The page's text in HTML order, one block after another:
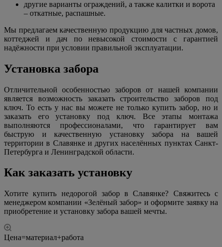
другие варианты ограждений, а также калитки и ворота
– откатные, распашные.
Мы предлагаем качественную продукцию для частных домов,
коттеджей и дач по невысокой стоимости с гарантией
надёжности при условии правильной эксплуатации.
Установка забора
Отличительной особенностью заборов от нашей компании
является возможность заказать строительство заборов под
ключ. То есть у нас вы можете не только купить забор, но и
заказать его установку под ключ. Все этапы монтажа
выполняются профессионалами, что гарантирует вам
быструю и качественную установку забора на вашей
территории в Славянке и других населённых пунктах Санкт-
Петербурга и Ленинградской области.
Как заказать установку
Хотите купить недорогой забор в Славянке? Свяжитесь с
менеджером компании «Зелёный забор» и оформите заявку на
приобретение и установку забора вашей мечты.
Цена=материал+работа